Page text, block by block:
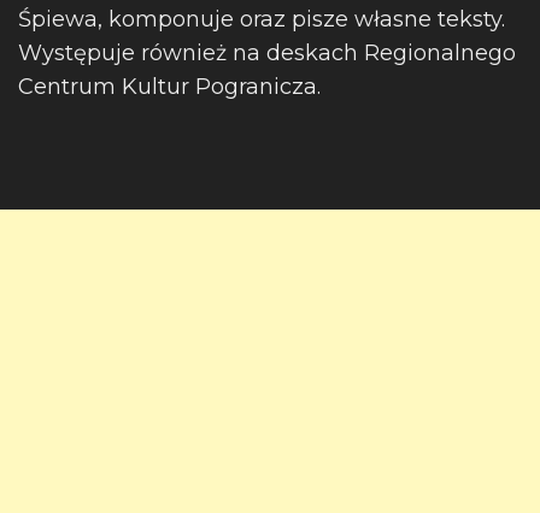
Śpiewa, komponuje oraz pisze własne teksty.
Występuje również na deskach Regionalnego
Centrum Kultur Pogranicza.